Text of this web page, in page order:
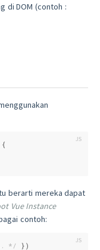
di DOM (contoh :
{
berarti mereka dapat
Vue Instance
contoh:
*/ })